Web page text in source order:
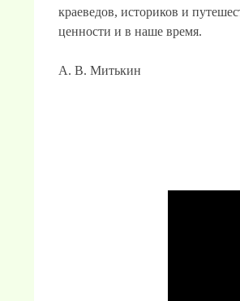
краеведов, историков и
ценности и в наше время.
А. В. Митькин